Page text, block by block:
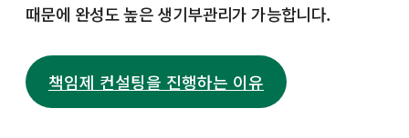
때문에 완성도 높은 생기부관리가 가능합니다.
책임제 컨설팅을 진행하는 이유